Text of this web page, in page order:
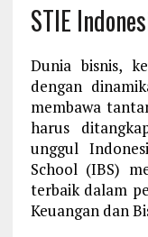
STIE
Dunia bisnis,
dengan
membawa
harus
unggul
School (IBS)
terbaik dalam
Keuangan dan